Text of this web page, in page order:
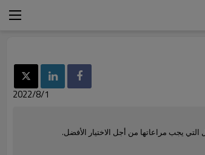
2022/8/1
يجب مراعاتها من أجل الاختيار الأفضل.